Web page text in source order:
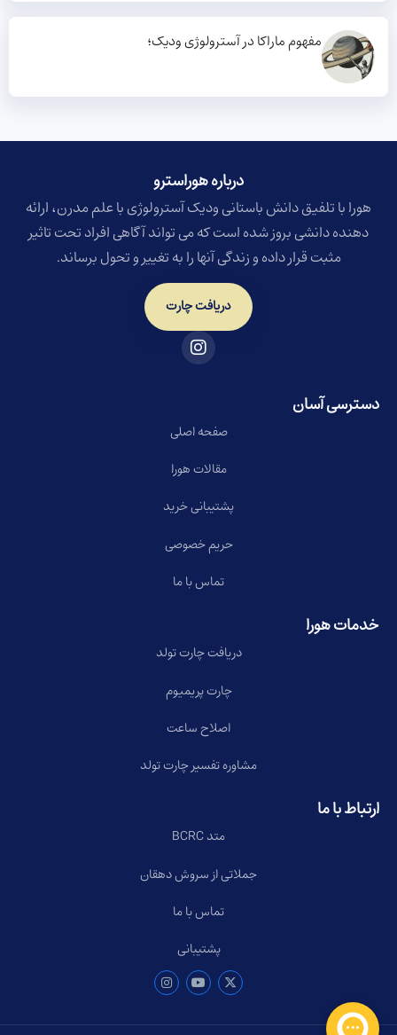
مفهوم ماراکا در آسترولوژی ودیک؛
درباره هوراسترو​
هورا با تلفیق دانش باستانی ودیک آسترولوژی با علم مدرن، ارائه
دهنده دانشی بروز شده است که می تواند آگاهی افراد تحت تاثیر
مثبت قرار داده و زندگی آنها را به تغییر و تحول برساند.
دریافت چارت
دسترسی آسان
صفحه اصلی
مقالات هورا
پشتیبانی خرید
حریم خصوصی
تماس با ما
خدمات هورا
دریافت چارت تولد
چارت پریمیوم
اصلاح ساعت
مشاوره تفسیر چارت تولد
ارتباط با ما
متد BCRC
جملاتی از سروش دهقان
تماس با ما
پشتیبانی